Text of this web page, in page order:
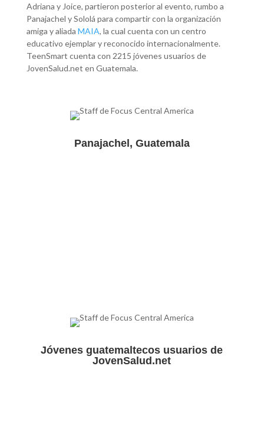
Adriana y Joice, partieron posterior al evento, rumbo a
Panajachel y Sololá para compartir con la organización
amiga y aliada MAIA, la cual cuenta con un centro
educativo ejemplar y reconocido internacionalmente.
TeenSmart cuenta con 2215 jóvenes usuarios de
JovenSalud.net en Guatemala.
Panajachel, Guatemala
Jóvenes guatemaltecos usuarios de
JovenSalud.net